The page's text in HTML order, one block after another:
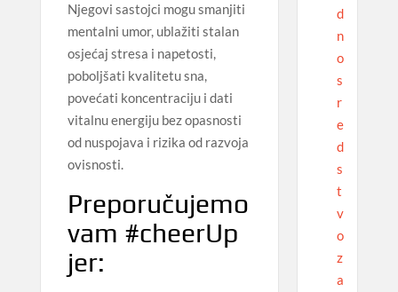
Njegovi sastojci mogu smanjiti
mentalni umor, ublažiti stalan
osjećaj stresa i napetosti,
poboljšati kvalitetu sna,
povećati koncentraciju i dati
vitalnu energiju bez opasnosti
od nuspojava i rizika od razvoja
ovisnosti.
Preporučujemo
vam #cheerUp
jer:
d
n
o
s
r
e
d
s
t
v
o
z
a